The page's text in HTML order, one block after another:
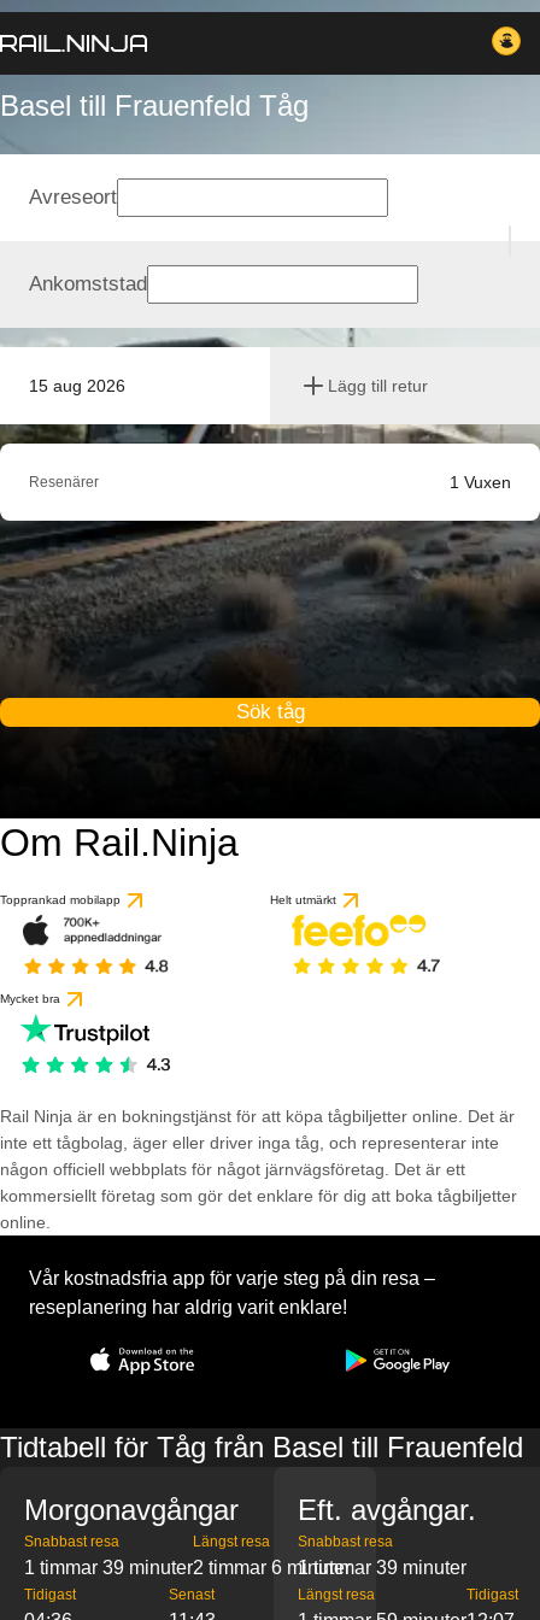
Basel till Frauenfeld Tåg
15 aug 2026 Lägg till retur
Avreseort
Ankomststad
Resenärer 1 Vuxen
Sök tåg
Om Rail.Ninja
Topprankad mobilapp Helt utmärkt
Mycket bra
Rail Ninja är en bokningstjänst för att köpa tågbiljetter online. Det är
inte ett tågbolag, äger eller driver inga tåg, och representerar inte
någon officiell webbplats för något järnvägsföretag. Det är ett
kommersiellt företag som gör det enklare för dig att boka tågbiljetter
online.
Vår kostnadsfria app för varje steg på din resa –
reseplanering har aldrig varit enklare!
Tidtabell för Tåg från Basel till Frauenfeld
Morgonavgångar
Snabbast resa
1 timmar 39 minuter
Längst resa
2 timmar 6 minuter
Tidigast Senast
Eft. avgångar.
Snabbast resa
1 timmar 39 minuter
Längst resa Tidigast